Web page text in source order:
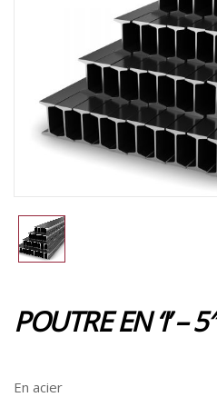
POUTRE EN ‘I’ – 5″
En acier